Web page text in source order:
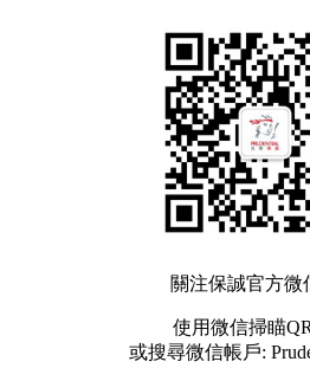
關注保誠官方微
使用微信掃瞄
或搜尋微信帳戶: